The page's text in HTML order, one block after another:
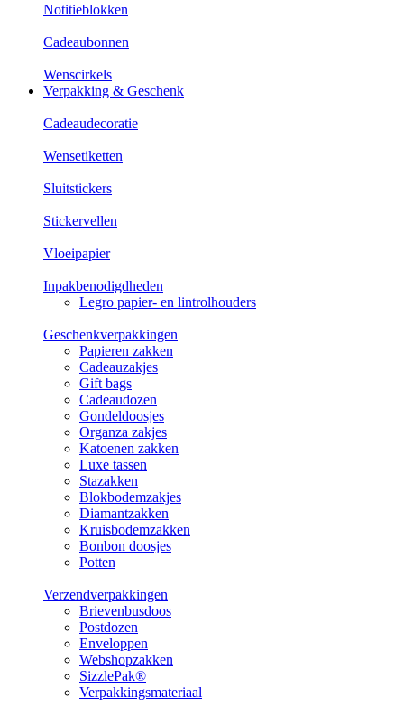
Notitieblokken
Cadeaubonnen
Wenscirkels
Verpakking & Geschenk
Cadeaudecoratie
Wensetiketten
Sluitstickers
Stickervellen
Vloeipapier
Inpakbenodigdheden
Legro papier- en lintrolhouders
Geschenkverpakkingen
Papieren zakken
Cadeauzakjes
Gift bags
Cadeaudozen
Gondeldoosjes
Organza zakjes
Katoenen zakken
Luxe tassen
Stazakken
Blokbodemzakjes
Diamantzakken
Kruisbodemzakken
Bonbon doosjes
Potten
Verzendverpakkingen
Brievenbusdoos
Postdozen
Enveloppen
Webshopzakken
SizzlePak®
Verpakkingsmateriaal